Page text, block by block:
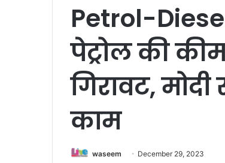
Petrol-
पेट्रोल की
गिरावट,
काम
waseem December 29, 2023